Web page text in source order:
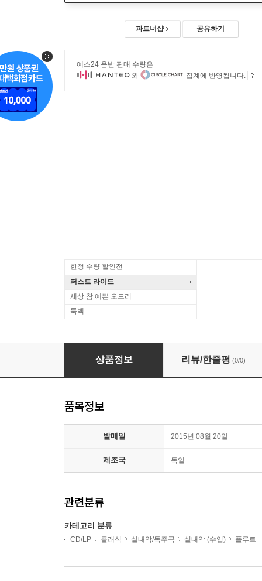
파트너샵 공유하기
예스24 음반 판매 수량은
와
집계에 반영됩니다.
한정 수량 할인전
퍼스트 라이드
세상 참 예쁜 오드리
룩백
Kazunori Seo / Makoto Ueno 체르니: 플루
상품정보 리뷰/한줄평 (0/0)
품목정보
발매일 2015년 08월 20일
제조국 독일
관련분류
카테고리 분류
CD/LP 클래식 실내악/독주곡 실내악 (수입) 플루트